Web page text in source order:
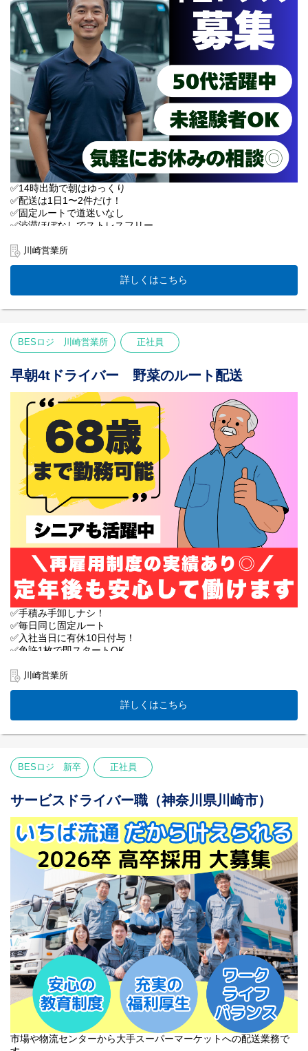
＜50代・60代が主役！＞
「体力に合わせて長く働きたい」
そんな希望を全力で応援します。
●人間ドック無料（40歳以上の全スタッフ）
●最長68歳までの再雇用制度あり
●柔軟な働き方：勤務日数の短縮も相談OK
＜履歴書いらずで即面接！＞
事前の準備は不要です。
人柄重視の採用なので、
お気軽に応募ボタンを押してください！
まずはお話してみませんか？
✅14時出勤で朝はゆっくり
✅配送は1日1〜2件だけ！
✅固定ルートで道迷いなし
✅渋滞ほぼなしでストレスフリー
✅最長68歳まで働ける再雇用制度
一都三県のスーパー物流センターへ
野菜を運びます。
件数：1日1〜2件（少なめ！）
作業：パレット積み＋一部手降ろし
パレット中心の配送も選べます。
＜午前の時間を有効活用！＞
夜勤は嫌だけど、早朝も苦手…
そんな方にぴったりの14時スタート！
●午前中に通院や買い物が済ませられる
●朝夕の通勤ラッシュに巻き込まれない
●夜間中心の走行でスイスイ走れる
＜50代・60代が主役！＞
年齢を重ねても、経験を活かして
長く活躍できる環境を整えています。
●定年後、指導役や点呼業務への転換実績もあり。
●体への負担が偏らないようしっかり調整。
●40歳以上は人間ドック受診を会社が支援！
＜履歴書なしで即面接OK！＞
事前の準備は不要です。
人柄重視の採用なので、
ご応募、お待ちしております♪
川崎営業所
詳しくはこちら
BESロジ 川崎営業所 正社員
早朝4tドライバー 野菜のルート配送
✅手積み手卸しナシ！
✅毎日同じ固定ルート
✅入社当日に有休10日付与！
✅免許1枚で即スタートOK
【業務内容】
都内・神奈川のスーパーへ野菜を運びます。
ルートが決まっているので、
時間の読みやすさは抜群！
件数：2～3運行で合計4～6店舗
力仕事に自信がない方も安心！
「無理なく、でも長く続けたい」
そんな想いをカタチにします。
●人間ドック無料（40歳以上の全スタッフ）
●最長68歳までの再雇用制度あり
●定年後は指導役や内勤への転換実績あり
●体力に合わせた勤務日数の短縮も相談可
＜安定と安心の環境＞
食を支える仕事だから、仕事量は常に安定。
「毎日違う道は疲れる」
「プライベートを大切にしたい」
という方にぴったりの職場です。
まずはお気軽にご応募ください♪
川崎営業所
詳しくはこちら
BESロジ 新卒 正社員
サービスドライバー職（神奈川県川崎市）
市場や物流センターから大手スーパーマーケットへの配送業務で